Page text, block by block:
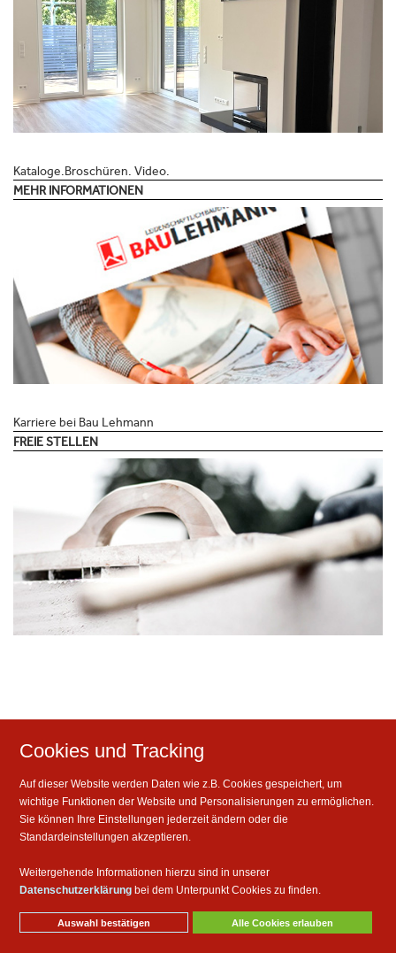
Cookies und Tracking
Auf dieser Website werden Daten wie z.B. Cookies gespeichert, um
wichtige Funktionen der Website und Personalisierungen zu ermöglichen.
Sie können Ihre Einstellungen jederzeit ändern oder die
Standardeinstellungen akzeptieren.
Weitergehende Informationen hierzu sind in unserer
Datenschutzerklärungbei dem Unterpunkt Cookies zu finden.
Auswahl bestätigen Alle Cookies erlauben
Kataloge.Broschüren. Video.
MEHR INFORMATIONEN
Karriere bei Bau Lehmann
FREIE STELLEN
INFO@BAU-LEHMANN.DE IMPRESSUM DATENSCHUTZ